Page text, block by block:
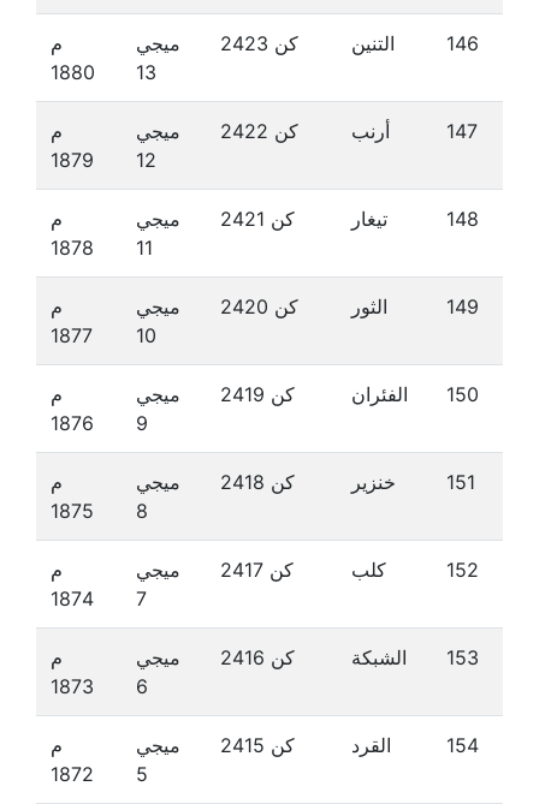
م
1880
ميجي
13
كن 2423 التنين 146
م
1879
ميجي
12
كن 2422 أرنب 147
م
1878
ميجي
11
كن 2421 تيغار 148
م
1877
ميجي
10
كن 2420 الثور 149
م
1876
ميجي
9
كن 2419 الفئران 150
م
1875
ميجي
8
كن 2418 خنزير 151
م
1874
ميجي
7
كن 2417 كلب 152
م
1873
ميجي
6
كن 2416 الشبكة 153
م
1872
ميجي
5
كن 2415 القرد 154